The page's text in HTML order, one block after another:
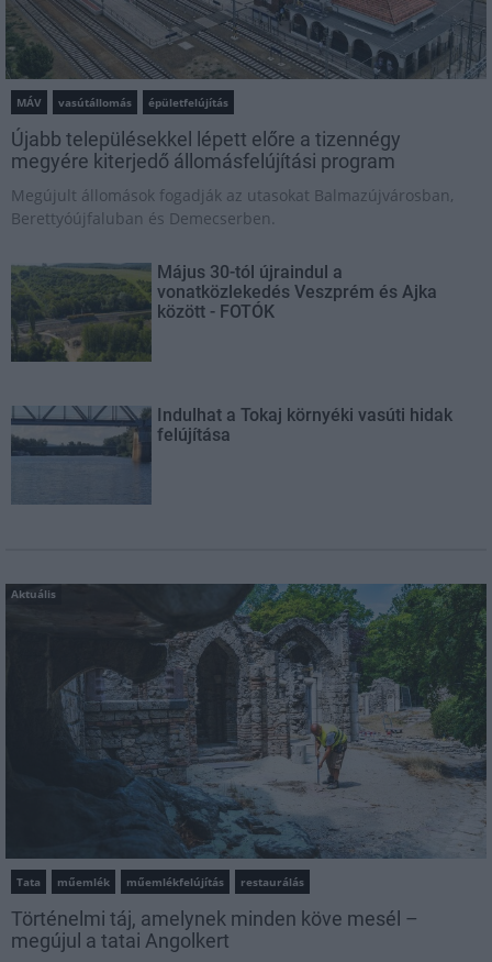
MÁV vasútállomás épületfelújítás
Újabb településekkel lépett előre a tizennégy
megyére kiterjedő állomásfelújítási program
Megújult állomások fogadják az utasokat Balmazújvárosban,
Berettyóújfaluban és Demecserben.
Május 30-tól újraindul a
vonatközlekedés Veszprém és Ajka
között - FOTÓK
Indulhat a Tokaj környéki vasúti hidak
felújítása
Aktuális
Tata műemlék műemlékfelújítás restaurálás
Történelmi táj, amelynek minden köve mesél –
megújul a tatai Angolkert